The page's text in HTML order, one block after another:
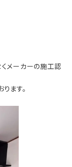
メーカーの施工認
ます。